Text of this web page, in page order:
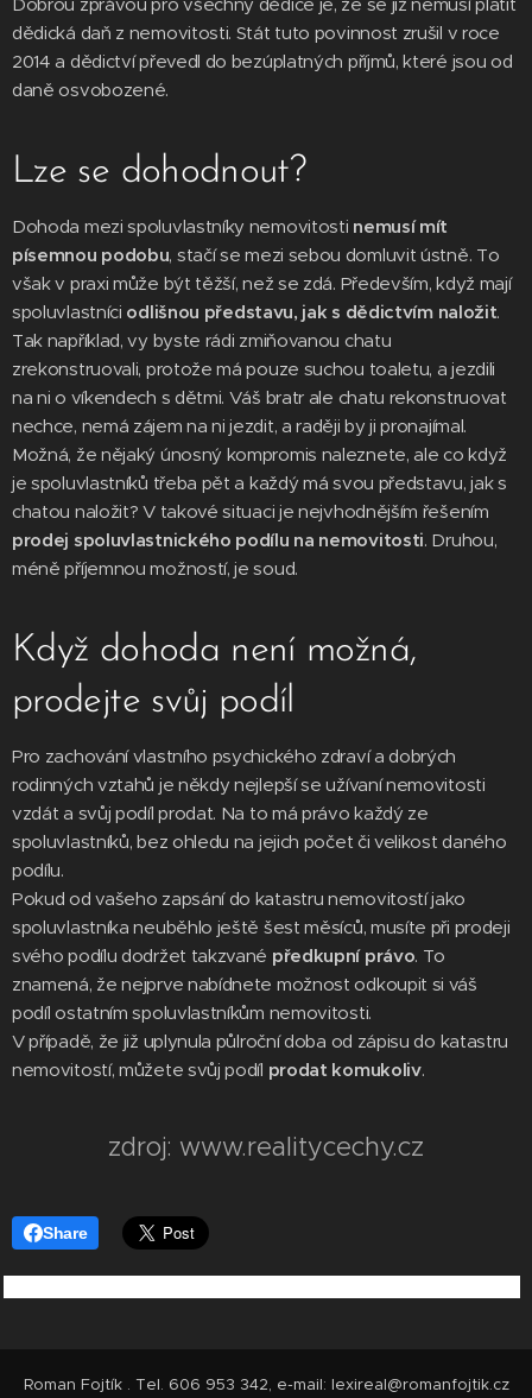
Dobrou zprávou pro všechny dědice je, že se již nemusí platit
dědická daň z nemovitosti. Stát tuto povinnost zrušil v roce
2014 a dědictví převedl do bezúplatných příjmů, které jsou od
daně osvobozené.
Lze se dohodnout?
Dohoda mezi spoluvlastníky nemovitosti nemusí mít
písemnou podobu, stačí se mezi sebou domluvit ústně. To
však v praxi může být těžší, než se zdá. Především, když mají
spoluvlastníci odlišnou představu, jak s dědictvím naložit.
Tak například, vy byste rádi zmiňovanou chatu
zrekonstruovali, protože má pouze suchou toaletu, a jezdili
na ni o víkendech s dětmi. Váš bratr ale chatu rekonstruovat
nechce, nemá zájem na ni jezdit, a raději by ji pronajímal.
Možná, že nějaký únosný kompromis naleznete, ale co když
je spoluvlastníků třeba pět a každý má svou představu, jak s
chatou naložit? V takové situaci je nejvhodnějším řešením
prodej spoluvlastnického podílu na nemovitosti. Druhou,
méně příjemnou možností, je soud.
Když dohoda není možná,
prodejte svůj podíl
Pro zachování vlastního psychického zdraví a dobrých
rodinných vztahů je někdy nejlepší se užívaní nemovitosti
vzdát a svůj podíl prodat. Na to má právo každý ze
spoluvlastníků, bez ohledu na jejich počet či velikost daného
podílu.
Pokud od vašeho zapsání do katastru nemovitostí jako
spoluvlastníka neuběhlo ještě šest měsíců, musíte při prodeji
svého podílu dodržet takzvané předkupní právo. To
znamená, že nejprve nabídnete možnost odkoupit si váš
podíl ostatním spoluvlastníkům nemovitosti.
V případě, že již uplynula půlroční doba od zápisu do katastru
nemovitostí, můžete svůj podíl prodat komukoliv.
zdroj: www.realitycechy.cz
Share
Roman Fojtík . Tel. 606 953 342, e-mail: lexireal@romanfojtik.cz